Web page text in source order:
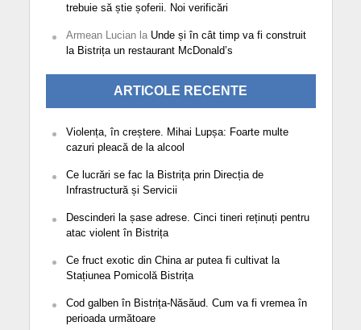
trebuie să știe șoferii. Noi verificări
Armean Lucianla Unde și în cât timp va fi construit
la Bistrița un restaurant McDonald’s
ARTICOLE RECENTE
Violența, în creștere. Mihai Lupșa: Foarte multe
cazuri pleacă de la alcool
Ce lucrări se fac la Bistrița prin Direcția de
Infrastructură și Servicii
Descinderi la șase adrese. Cinci tineri reținuți pentru
atac violent în Bistrița
Ce fruct exotic din China ar putea fi cultivat la
Stațiunea Pomicolă Bistrița
Cod galben în Bistrița-Năsăud. Cum va fi vremea în
perioada următoare